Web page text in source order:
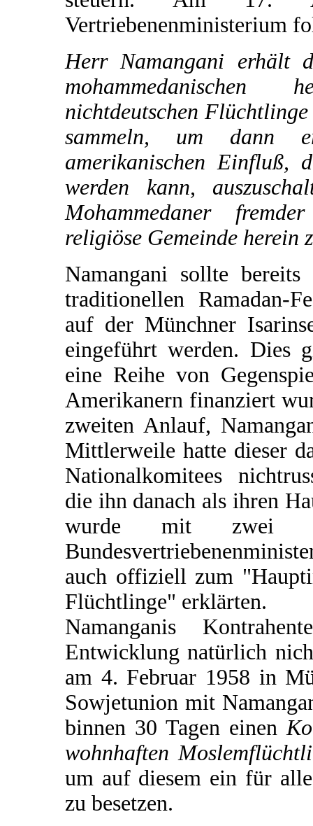
Vertriebenenministerium
Herr Namangani erhält
nichtdeutschen
sammeln, um dann
amerikanischen Einfluß,
werden kann,
Mohammedaner
religiöse Gemeinde herein
Namangani sollte
traditionellen Ramadan-
auf der Münchner
eingeführt werden. Dies
eine Reihe von
Amerikanern finanziert
zweiten Anlauf,
Mittlerweile hatte dieser
Nationalkomitees
die ihn danach als ihren
wurde mit zwei
auch offiziell zum
Flüchtlinge" erklärten.
Namanganis
Entwicklung natürlich
am 4. Februar 1958 in
Sowjetunion mit
binnen 30 Tagen einen
wohnhaften
um auf diesem ein für
zu besetzen.